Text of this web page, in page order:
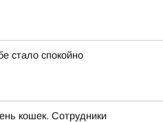
стало спокойно
кошек. Сотрудники